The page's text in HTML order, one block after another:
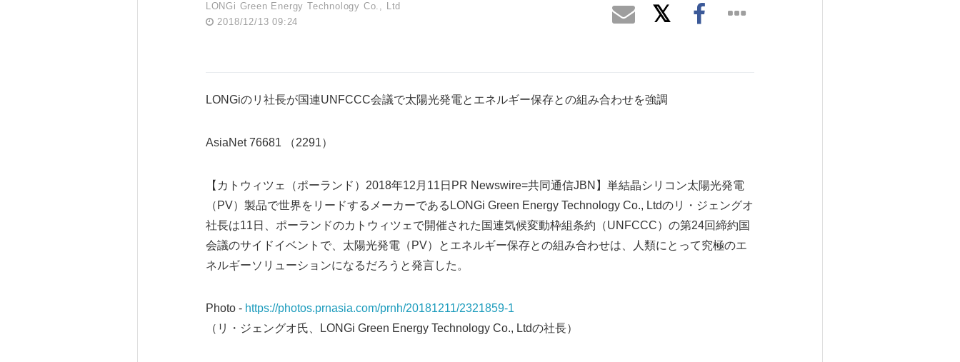
LONGi Green Energy Technology Co., Ltd
2018/12/13 09:24
LONGiのリ社長が国連UNFCCC会議で太陽光発電とエネルギー保存との組み合わせを強調
AsiaNet 76681 （2291）
【カトウィツェ（ポーランド）2018年12月11日PR Newswire=共同通信JBN】単結晶シリコン太陽光発電
（PV）製品で世界をリードするメーカーであるLONGi Green Energy Technology Co., Ltdのリ・ジェングオ
社長は11日、ポーランドのカトウィツェで開催された国連気候変動枠組条約（UNFCCC）の第24回締約国
会議のサイドイベントで、太陽光発電（PV）とエネルギー保存との組み合わせは、人類にとって究極のエ
ネルギーソリューションになるだろうと発言した。
Photo - https://photos.prnasia.com/prnh/20181211/2321859-1
（リ・ジェングオ氏、LONGi Green Energy Technology Co., Ltdの社長）